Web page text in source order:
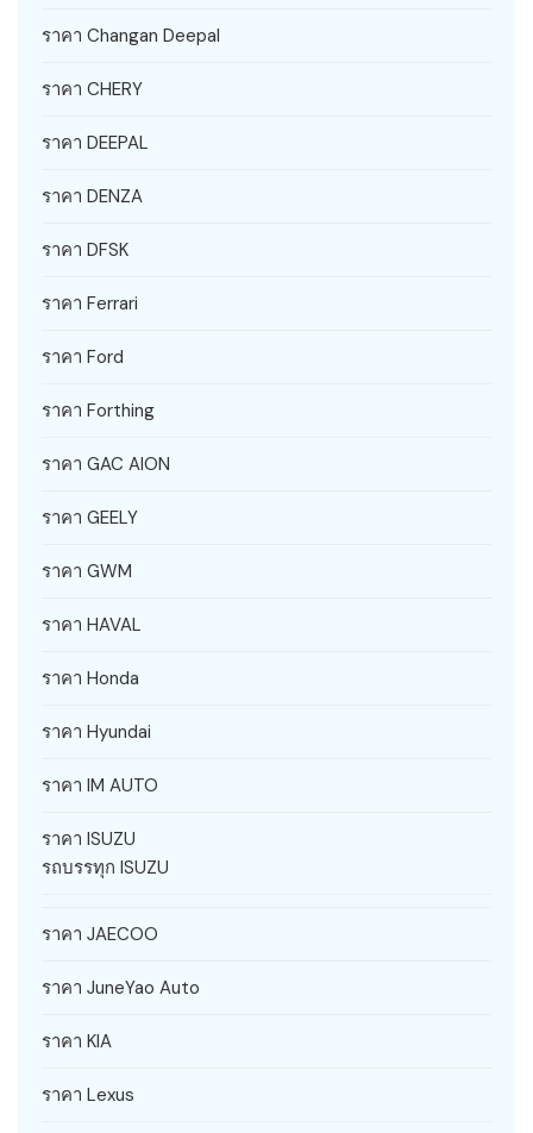
ราคา Changan Deepal
ราคา CHERY
ราคา DEEPAL
ราคา DENZA
ราคา DFSK
ราคา Ferrari
ราคา Ford
ราคา Forthing
ราคา GAC AION
ราคา GEELY
ราคา GWM
ราคา HAVAL
ราคา Honda
ราคา Hyundai
ราคา IM AUTO
ราคา ISUZU
รถบรรทุก ISUZU
ราคา JAECOO
ราคา JuneYao Auto
ราคา KIA
ราคา Lexus